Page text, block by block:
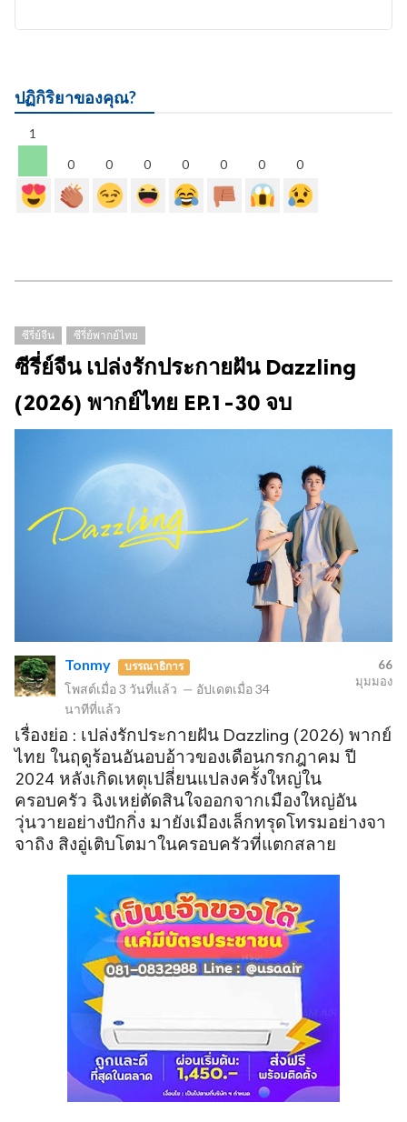
ปฏิกิริยาของคุณ?
1
0
0 0 0 0 0 0
ซีรี่ย์จีน ซีรี่ย์พากย์ไทย
ซีรี่ย์จีน เปล่งรักประกายฝัน Dazzling
(2026) พากย์ไทย EP.1-30 จบ
Tonmy บรรณาธิการ
โพสต์เมื่อ 3 วันที่แล้ว — อัปเดตเมื่อ 34
นาทีที่แล้ว
66
มุมมอง
เรื่องย่อ : เปล่งรักประกายฝัน Dazzling (2026) พากย์
ไทย ในฤดูร้อนอันอบอ้าวของเดือนกรกฎาคม ปี
2024 หลังเกิดเหตุเปลี่ยนแปลงครั้งใหญ่ใน
ครอบครัว ฉิงเหย่ตัดสินใจออกจากเมืองใหญ่อัน
วุ่นวายอย่างปักกิ่ง มายังเมืองเล็กทรุดโทรมอย่างจา
จาถิง สิงอู่เติบโตมาในครอบครัวที่แตกสลาย